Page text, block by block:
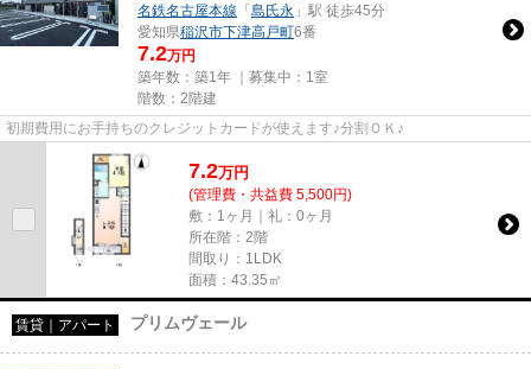
名鉄名古屋本線 「 島氏永 」駅 徒歩45分
愛知県稲沢市下津高戸町6番
7.2万円
築年数：築1年 ｜募集中： 1室
階数：2階建
初期費用にお手持ちのクレジットカードが使えます♪分割ＯＫ♪
7.2万円
(管理費・共益費 5,500円)
敷：1ヶ月｜礼：0ヶ月
所在階：2階
間取り：1LDK
面積：43.35㎡
賃貸｜アパート プリムヴェール